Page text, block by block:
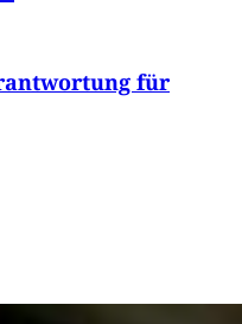
für